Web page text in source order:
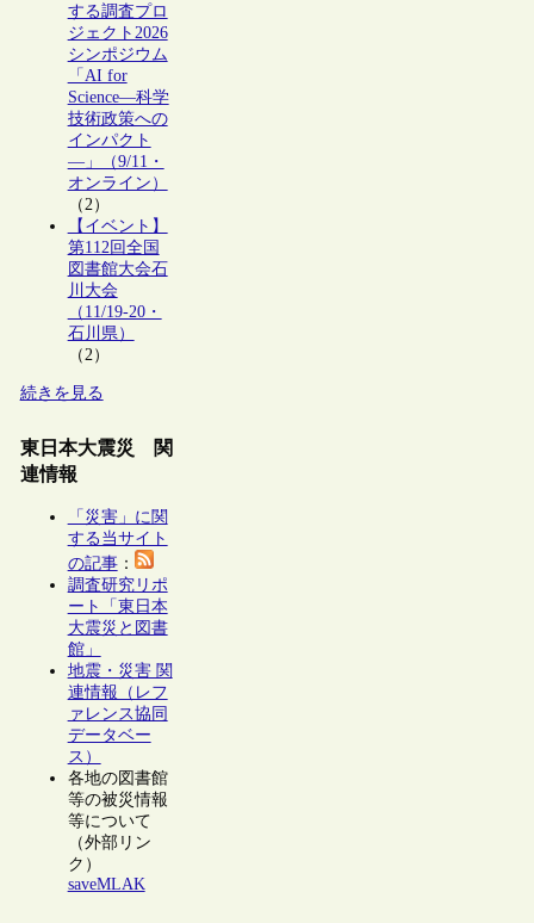
する調査プロ
ジェクト2026
シンポジウム
「AI for
Science―科学
技術政策への
インパクト
―」（9/11・
オンライン）
（2）
【イベント】
第112回全国
図書館大会石
川大会
（11/19-20・
石川県）
（2）
続きを見る
東日本大震災 関
連情報
「災害」に関
する当サイト
の記事：
調査研究リポ
ート「東日本
大震災と図書
館」
地震・災害 関
連情報（レフ
ァレンス協同
データベー
ス）
各地の図書館
等の被災情報
等について
（外部リン
ク）
saveMLAK